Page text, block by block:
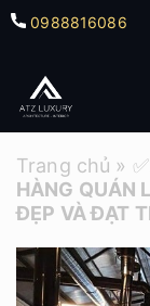
0988816086
Trang chủ »
HÀNG QUÁN
ĐẸP VÀ ĐẠT